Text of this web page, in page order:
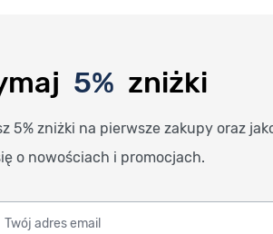
5% zniżki
5% zniżki na pierwsze zakupy oraz
o nowościach i promocjach.